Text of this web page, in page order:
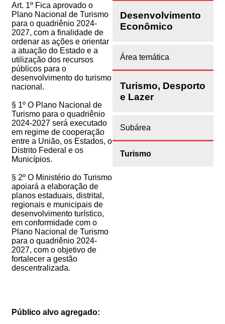
Art. 1º Fica aprovado o
Plano Nacional de Turismo
para o quadriênio 2024-
2027, com a finalidade de
ordenar as ações e orientar
a atuação do Estado e a
utilização dos recursos
públicos para o
desenvolvimento do turismo
nacional.
§ 1º O Plano Nacional de
Turismo para o quadriênio
2024-2027 será executado
em regime de cooperação
entre a União, os Estados, o
Distrito Federal e os
Municípios.
§ 2º O Ministério do Turismo
apoiará a elaboração de
planos estaduais, distrital,
regionais e municipais de
desenvolvimento turístico,
em conformidade com o
Plano Nacional de Turismo
para o quadriênio 2024-
2027, com o objetivo de
fortalecer a gestão
descentralizada.
Público alvo agregado:
Desenvolvimento
Econômico
Área temática
Turismo, Desporto
e Lazer
Subárea
Turismo